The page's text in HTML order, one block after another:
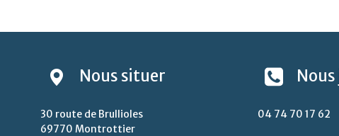
Nous situer
30 route de Brullioles
69770 Montrottier
Nous
04 74 70 17 62